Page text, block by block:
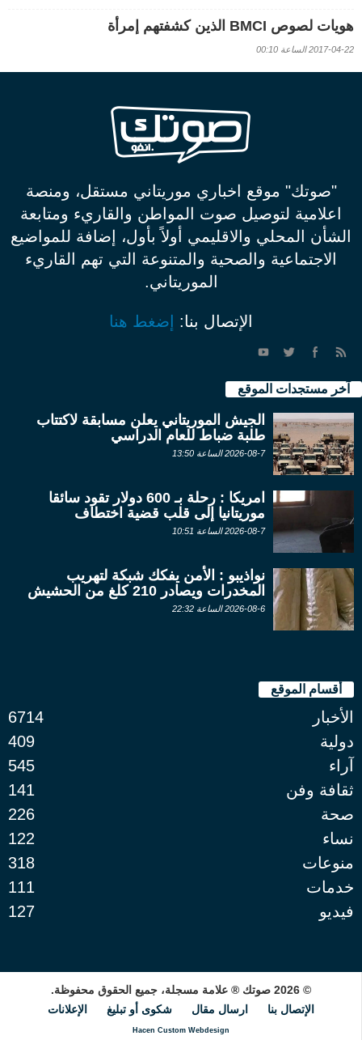
هويات لصوص BMCI الذين كشفتهم إمرأة
2017-04-22 الساعة 00:10
"صوتك" موقع اخباري موريتاني مستقل، ومنصة
اعلامية لتوصيل صوت المواطن والقاريء ومتابعة
الشأن المحلي والاقليمي أولاً بأول، إضافة للمواضيع
الاجتماعية والصحية والمتنوعة التي تهم القاريء
الموريتاني.
الإتصال بنا: إضغط هنا
آخر مستجدات الموقع
الجيش الموريتاني يعلن مسابقة لاكتتاب
طلبة ضباط للعام الدراسي
2026-08-7 الساعة 13:50
امريكا : رحلة بـ 600 دولار تقود سائقا
موريتانيا إلى قلب قضية اختطاف
2026-08-7 الساعة 10:51
نواذيبو : الأمن يفكك شبكة لتهريب
المخدرات ويصادر 210 كلغ من الحشيش
2026-08-6 الساعة 22:32
أقسام الموقع
الأخبار
6714
دولية
409
آراء
545
ثقافة وفن
141
صحة
226
نساء
122
منوعات
318
خدمات
111
فيديو
127
© 2026 صوتك ® علامة مسجلة، جميع الحقوق محفوظة.
الإتصال بنا
ارسال مقال شكوى أو تبليغ الإعلانات
Hacen Custom Webdesign